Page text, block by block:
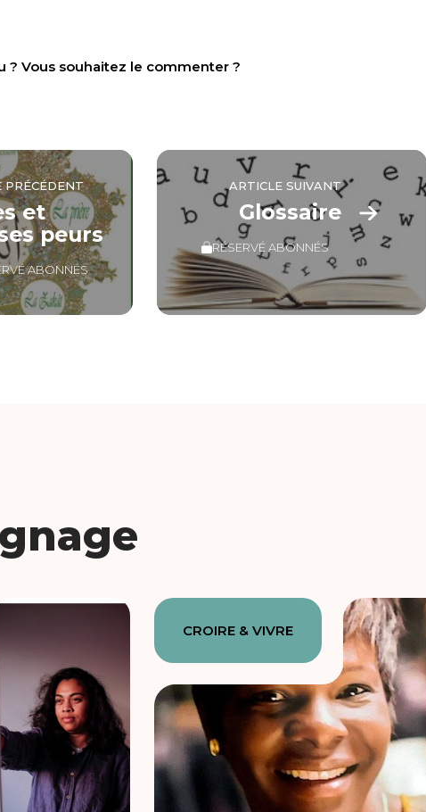
? Vous souhaitez le commenter ?
PRÉCÉDENT
et
peurs
ABONNÉS
ARTICLE SUIVANT
Glossaire
RÉSERVÉ ABONNÉS
CROIRE & VIVRE